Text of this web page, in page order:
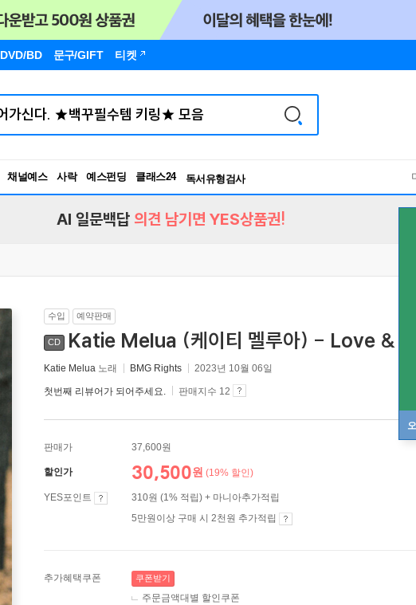
DVD/BD 문구/GIFT 티켓
채널예스 사락 예스펀딩 클래스24
독서유형검사
RBTI Lab
AI 일문백답 의견 남기면 YES상품권!
수입 예약판매
CD Katie Melua (케이티 멜루아) - Love &
Katie Melua 노래 BMG Rights 2023년 10월 06일
첫번째 리뷰어가 되어주세요. 판매지수 12
판매가 37,600원
할인가 30,500원 (19% 할인)
YES포인트
310원 (1% 적립) + 마니아추가적립
5만원이상 구매 시 2천원 추가적립
추가혜택쿠폰 쿠폰받기
주문금액대별 할인쿠폰